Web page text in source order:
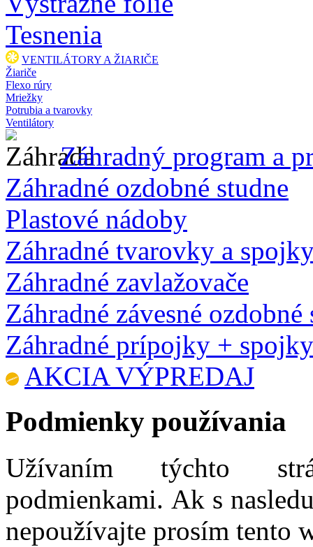
Tesnenia
VENTILÁTORY A ŽIARIČE
Žiariče
Flexo rúry
Mriežky
Potrubia a tvarovky
Ventilátory
Záhradný program a
Záhradné ozdobné studne
Plastové nádoby
Záhradné tvarovky a
Záhradné zavlažovače
Záhradné závesné ozdobné
Záhradné prípojky + spojky
AKCIA VÝPREDAJ
Podmienky používania
Užívaním týchto
podmienkami. Ak s
nepoužívajte prosím tento